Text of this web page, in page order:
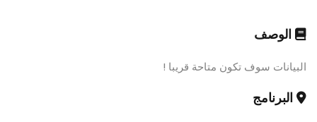
الوصف
البيانات سوف تكون متاحة قريبا !
البرنامج